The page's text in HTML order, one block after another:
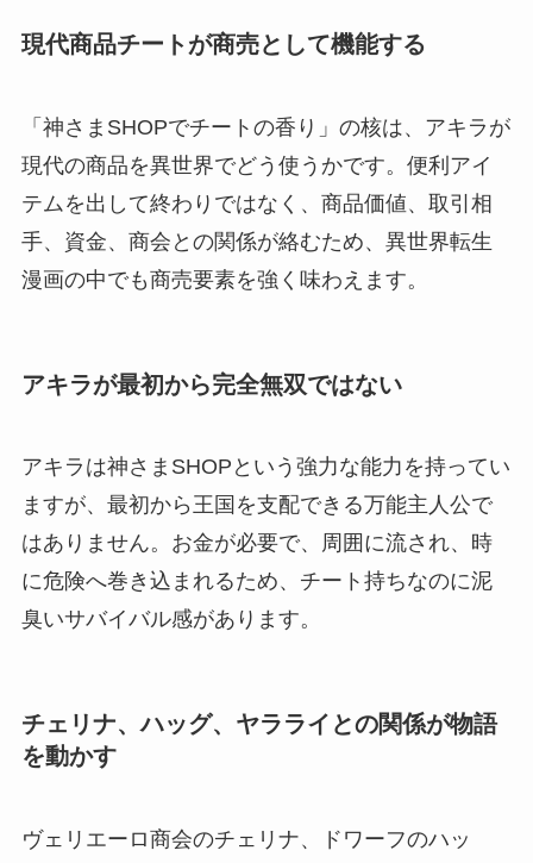
現代商品チートが商売として機能する
「神さまSHOPでチートの香り」の核は、アキラが
現代の商品を異世界でどう使うかです。便利アイ
テムを出して終わりではなく、商品価値、取引相
手、資金、商会との関係が絡むため、異世界転生
漫画の中でも商売要素を強く味わえます。
アキラが最初から完全無双ではない
アキラは神さまSHOPという強力な能力を持ってい
ますが、最初から王国を支配できる万能主人公で
はありません。お金が必要で、周囲に流され、時
に危険へ巻き込まれるため、チート持ちなのに泥
臭いサバイバル感があります。
チェリナ、ハッグ、ヤラライとの関係が物語
を動かす
ヴェリエーロ商会のチェリナ、ドワーフのハッ